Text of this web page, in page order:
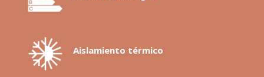
Aislamiento térmico